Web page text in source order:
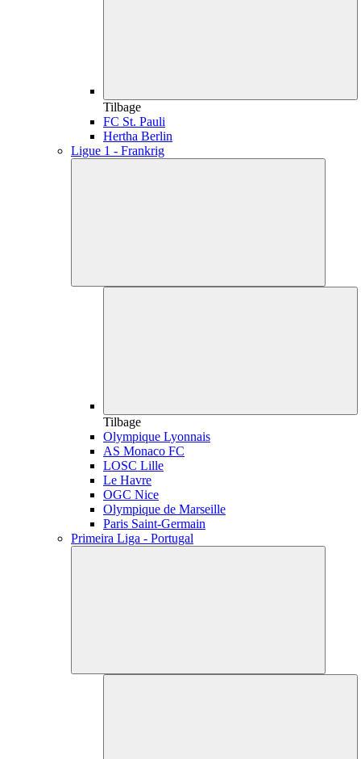
Tilbage
FC St. Pauli
Hertha Berlin
Ligue 1 - Frankrig
Tilbage
Olympique Lyonnais
AS Monaco FC
LOSC Lille
Le Havre
OGC Nice
Olympique de Marseille
Paris Saint-Germain
Primeira Liga - Portugal